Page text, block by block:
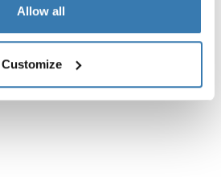
Allow all
Customize